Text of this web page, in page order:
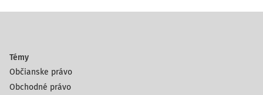
Témy
Občianske právo
Obchodné právo